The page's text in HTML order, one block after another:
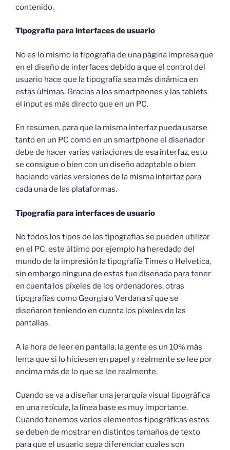
contenido.
Tipografía para interfaces de usuario
No es lo mismo la tipografía de una página impresa que
en el diseño de interfaces debido a que el control del
usuario hace que la tipografía sea más dinámica en
estas últimas. Gracias a los smartphones y las tablets
el input es más directo que en un PC.
En resumen, para que la misma interfaz pueda usarse
tanto en un PC como en un smartphone el diseñador
debe de hacer varias variaciones de esa interfaz, esto
se consigue o bien con un diseño adaptable o bien
haciendo varias versiones de la misma interfaz para
cada una de las plataformas.
Tipografía para interfaces de usuario
No todos los tipos de las tipografías se pueden utilizar
en el PC, este último por ejemplo ha heredado del
mundo de la impresión la tipografía Times o Helvetica,
sin embargo ninguna de estas fue diseñada para tener
en cuenta los píxeles de los ordenadores, otras
tipografías como Georgia o Verdana sí que se
diseñaron teniendo en cuenta los píxeles de las
pantallas.
A la hora de leer en pantalla, la gente es un 10% más
lenta que si lo hiciesen en papel y realmente se lee por
encima más de lo que se lee realmente.
Cuando se va a diseñar una jerarquía visual tipográfica
en una retícula, la línea base es muy importante.
Cuando tenemos varios elementos tipográficas estos
se deben de mostrar en distintos tamaños de texto
para que el usuario sepa diferenciar cuales son